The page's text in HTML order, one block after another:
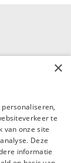
×
te
van onze site
Deze
informatie